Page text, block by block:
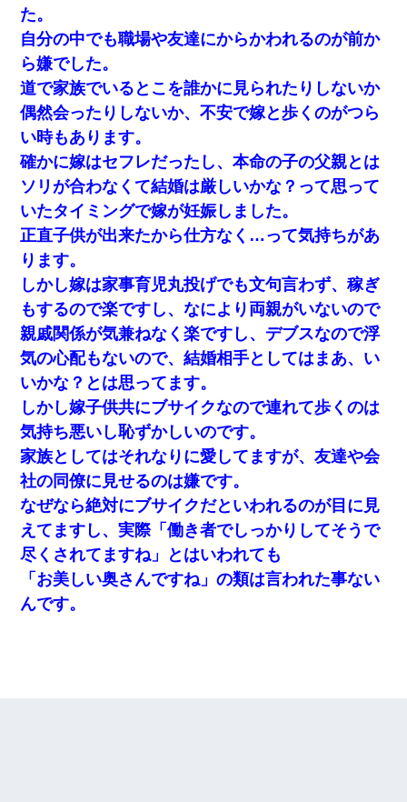
た。
自分の中でも職場や友達にからかわれるのが前か
ら嫌でした。
道で家族でいるとこを誰かに見られたりしないか
偶然会ったりしないか、不安で嫁と歩くのがつら
い時もあります。
確かに嫁はセフレだったし、本命の子の父親とは
ソリが合わなくて結婚は厳しいかな？って思って
いたタイミングで嫁が妊娠しました。
正直子供が出来たから仕方なく…って気持ちがあ
ります。
しかし嫁は家事育児丸投げでも文句言わず、稼ぎ
もするので楽ですし、なにより両親がいないので
親戚関係が気兼ねなく楽ですし、デブスなので浮
気の心配もないので、結婚相手としてはまあ、い
いかな？とは思ってます。
しかし嫁子供共にブサイクなので連れて歩くのは
気持ち悪いし恥ずかしいのです。
家族としてはそれなりに愛してますが、友達や会
社の同僚に見せるのは嫌です。
なぜなら絶対にブサイクだといわれるのが目に見
えてますし、実際「働き者でしっかりしてそうで
尽くされてますね」とはいわれても
「お美しい奥さんですね」の類は言われた事ない
んです。